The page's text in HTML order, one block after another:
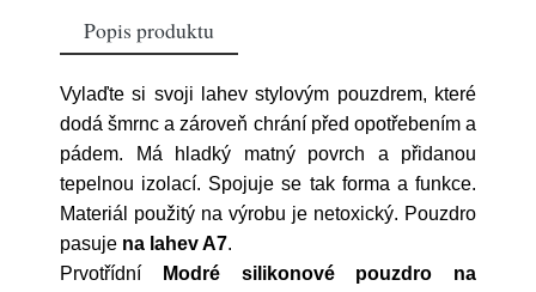
Popis produktu
Vylaďte si svoji lahev stylovým pouzdrem, které
dodá šmrnc a zároveň chrání před opotřebením a
pádem. Má hladký matný povrch a přidanou
tepelnou izolací. Spojuje se tak forma a funkce.
Materiál použitý na výrobu je netoxický. Pouzdro
pasuje na lahev A7.
Prvotřídní
Modré silikonové pouzdro na